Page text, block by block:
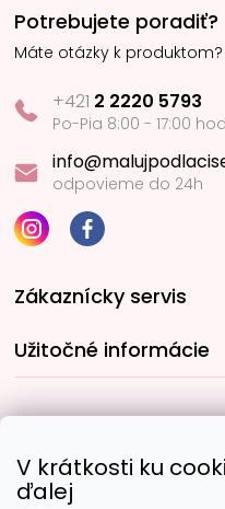
V krátkosti ku
ďalej
Potrebujete poradiť?
Máte otázky k
+421 2 2220 5793
Po-Pia 8:00 - 17:00
odpovieme do 24h
Zákaznícky servis
Užitočné informácie